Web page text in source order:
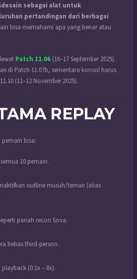
sebagai alat untuk
pertandingan dari berbagai
bisa memahami apa yang benar atau
Patch 11.06 (16–17 September 2025).
di Patch 11.07b, sementara konsol harus
(11–12 November 2025).
REPLAY
pemain bisa:
10 pemain.
outline musuh/teman (alias
panah recon Sova.
bebas third-person.
(0.1x – 8x).